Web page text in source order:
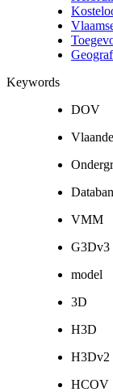
Keywords
DOV
VMM
G3Dv3
model
3D
H3D
H3Dv2
HCOV